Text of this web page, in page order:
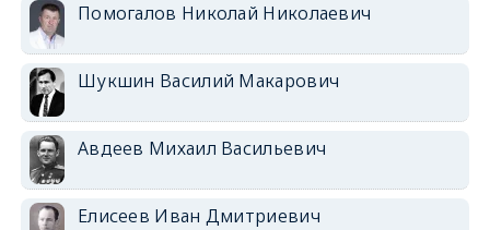
Помогалов Николай Николаевич
Шукшин Василий Макарович
Авдеев Михаил Васильевич
Елисеев Иван Дмитриевич